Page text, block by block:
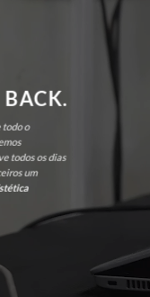
BACK.
todo o
todos os dias
um